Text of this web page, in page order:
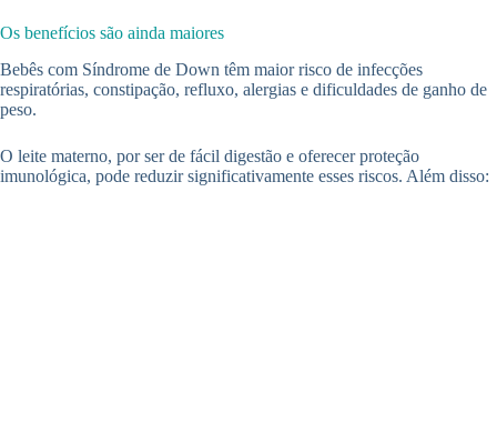
Os benefícios são ainda maiores
Bebês com Síndrome de Down têm maior risco de infecções
respiratórias, constipação, refluxo, alergias e dificuldades de ganho de
peso.
O leite materno, por ser de fácil digestão e oferecer proteção
imunológica, pode reduzir significativamente esses riscos. Além disso: